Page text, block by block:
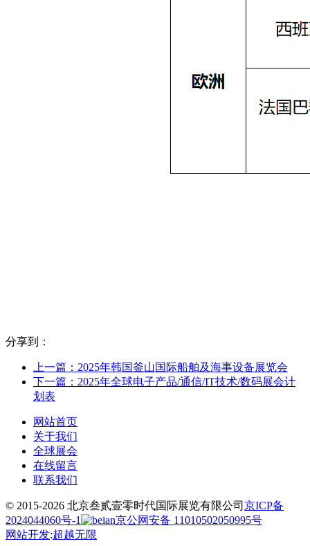
分享到：
上一篇：2025年韩国釜山国际船舶及海事设备展览会
下一篇：2025年全球电子产品/通信/IT技术/数码展会计
划表
网站首页
关于我们
全球展会
在线留言
联系我们
© 2015-2026 北京叁贰壹零时代国际展览有限公司 京ICP备
2024044060号-1
京公网安备 11010502050995号
网站开发:超越无限